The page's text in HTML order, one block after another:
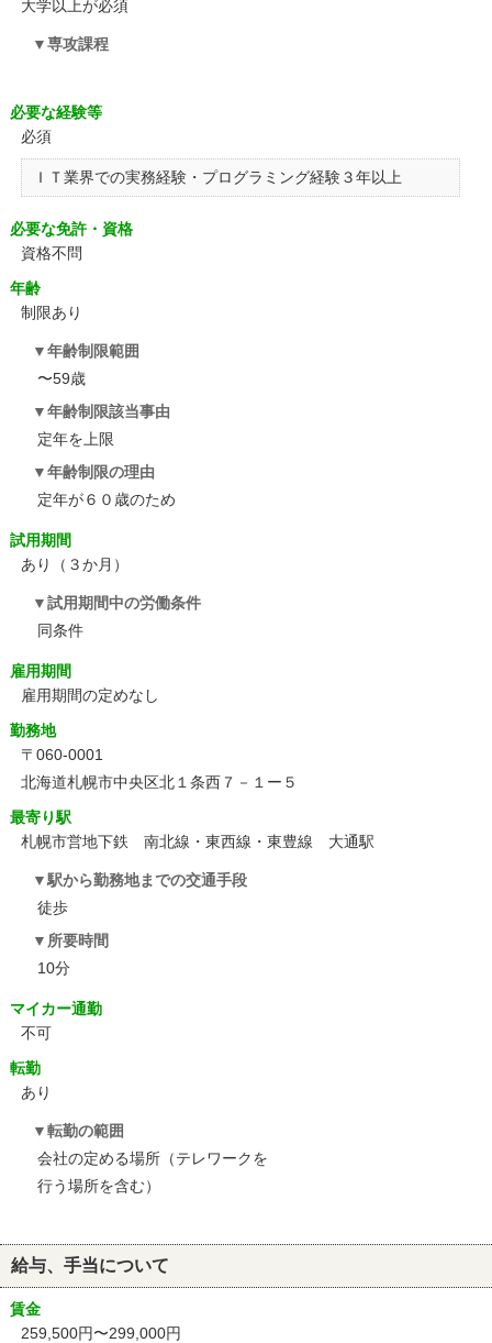
大学以上が必須
専攻課程
必要な経験等
必須
ＩＴ業界での実務経験・プログラミング経験３年以上
必要な免許・資格
資格不問
年齢
制限あり
年齢制限範囲
〜59歳
年齢制限該当事由
定年を上限
年齢制限の理由
定年が６０歳のため
試用期間
あり（３か月）
試用期間中の労働条件
同条件
雇用期間
雇用期間の定めなし
勤務地
〒060-0001
北海道札幌市中央区北１条西７－１ー５
最寄り駅
札幌市営地下鉄 南北線・東西線・東豊線 大通駅
駅から勤務地までの交通手段
徒歩
所要時間
10分
マイカー通勤
不可
転勤
あり
転勤の範囲
会社の定める場所（テレワークを
行う場所を含む）
給与、手当について
賃金
259,500円〜299,000円